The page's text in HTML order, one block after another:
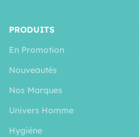
PRODUITS
En Promotion
Nouveautés
Nos Marques
Univers Homme
Hygiéne